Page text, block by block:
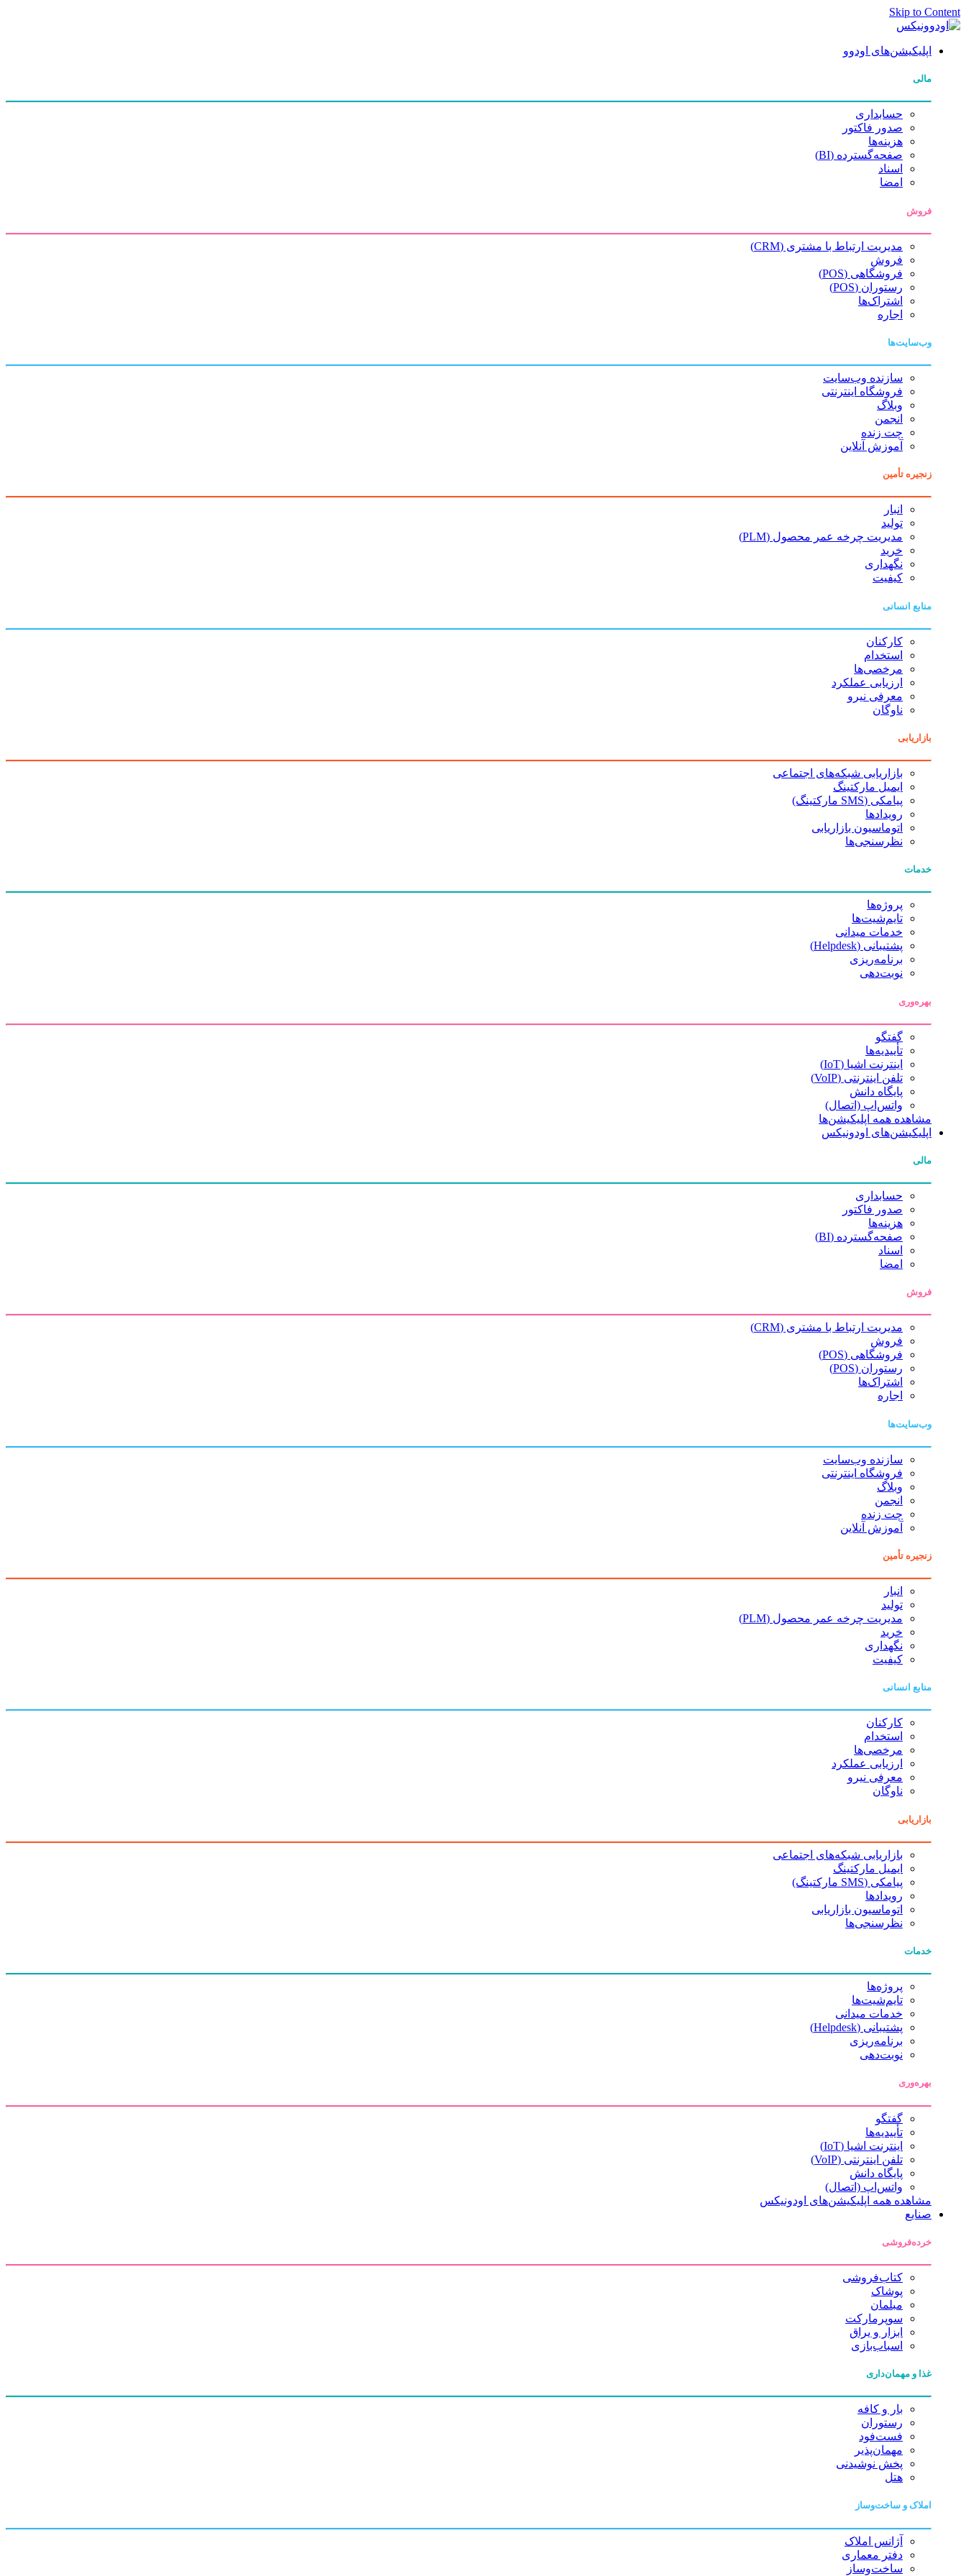
Skip to Content
اپلیکیشن‌های اودوو
مالی
حسابداری
صدور فاکتور
هزینه‌ها
صفحه‌گسترده (BI)
اسناد
امضا
فروش
مدیریت ارتباط با مشتری (CRM)
فروش
فروشگاهی (POS)
رستوران (POS)
اشتراک‌ها
اجاره
وب‌سایت‌ها
سازنده وب‌سایت
فروشگاه اینترنتی
وبلاگ
انجمن
چت زنده
آموزش آنلاین
زنجیره تأمین
انبار
تولید
مدیریت چرخه عمر محصول (PLM)
خرید
نگهداری
کیفیت
منابع انسانی
کارکنان
استخدام
مرخصی‌ها
ارزیابی عملکرد
معرفی نیرو
ناوگان
بازاریابی
بازاریابی شبکه‌های اجتماعی
ایمیل مارکتینگ
پیامکی (SMS مارکتینگ)
رویدادها
اتوماسیون بازاریابی
نظرسنجی‌ها
خدمات
پروژه‌ها
تایم‌شیت‌ها
خدمات میدانی
پشتیبانی (Helpdesk)
برنامه‌ریزی
نوبت‌دهی
بهره‌وری
گفتگو
تأییدیه‌ها
اینترنت اشیا (IoT)
تلفن اینترنتی (VoIP)
پایگاه دانش
واتس‌اپ (اتصال)
مشاهده همه اپلیکیشن‌ها
اپلیکیشن‌های اودونیکس
مالی
حسابداری
صدور فاکتور
هزینه‌ها
صفحه‌گسترده (BI)
اسناد
امضا
فروش
مدیریت ارتباط با مشتری (CRM)
فروش
فروشگاهی (POS)
رستوران (POS)
اشتراک‌ها
اجاره
وب‌سایت‌ها
سازنده وب‌سایت
فروشگاه اینترنتی
وبلاگ
انجمن
چت زنده
آموزش آنلاین
زنجیره تأمین
انبار
تولید
مدیریت چرخه عمر محصول (PLM)
خرید
نگهداری
کیفیت
منابع انسانی
کارکنان
استخدام
مرخصی‌ها
ارزیابی عملکرد
معرفی نیرو
ناوگان
بازاریابی
بازاریابی شبکه‌های اجتماعی
ایمیل مارکتینگ
پیامکی (SMS مارکتینگ)
رویدادها
اتوماسیون بازاریابی
نظرسنجی‌ها
خدمات
پروژه‌ها
تایم‌شیت‌ها
خدمات میدانی
پشتیبانی (Helpdesk)
برنامه‌ریزی
نوبت‌دهی
بهره‌وری
گفتگو
تأییدیه‌ها
اینترنت اشیا (IoT)
تلفن اینترنتی (VoIP)
پایگاه دانش
واتس‌اپ (اتصال)
مشاهده همه اپلیکیشن‌های اودونیکس
صنایع
خرده‌فروشی
کتاب‌فروشی
پوشاک
مبلمان
سوپرمارکت
ابزار و یراق
اسباب‌بازی
غذا و مهمان‌داری
بار و کافه
رستوران
فست‌فود
مهمان‌پذیر
پخش نوشیدنی
هتل
املاک و ساخت‌وساز
آژانس املاک
دفتر معماری
ساخت‌وساز